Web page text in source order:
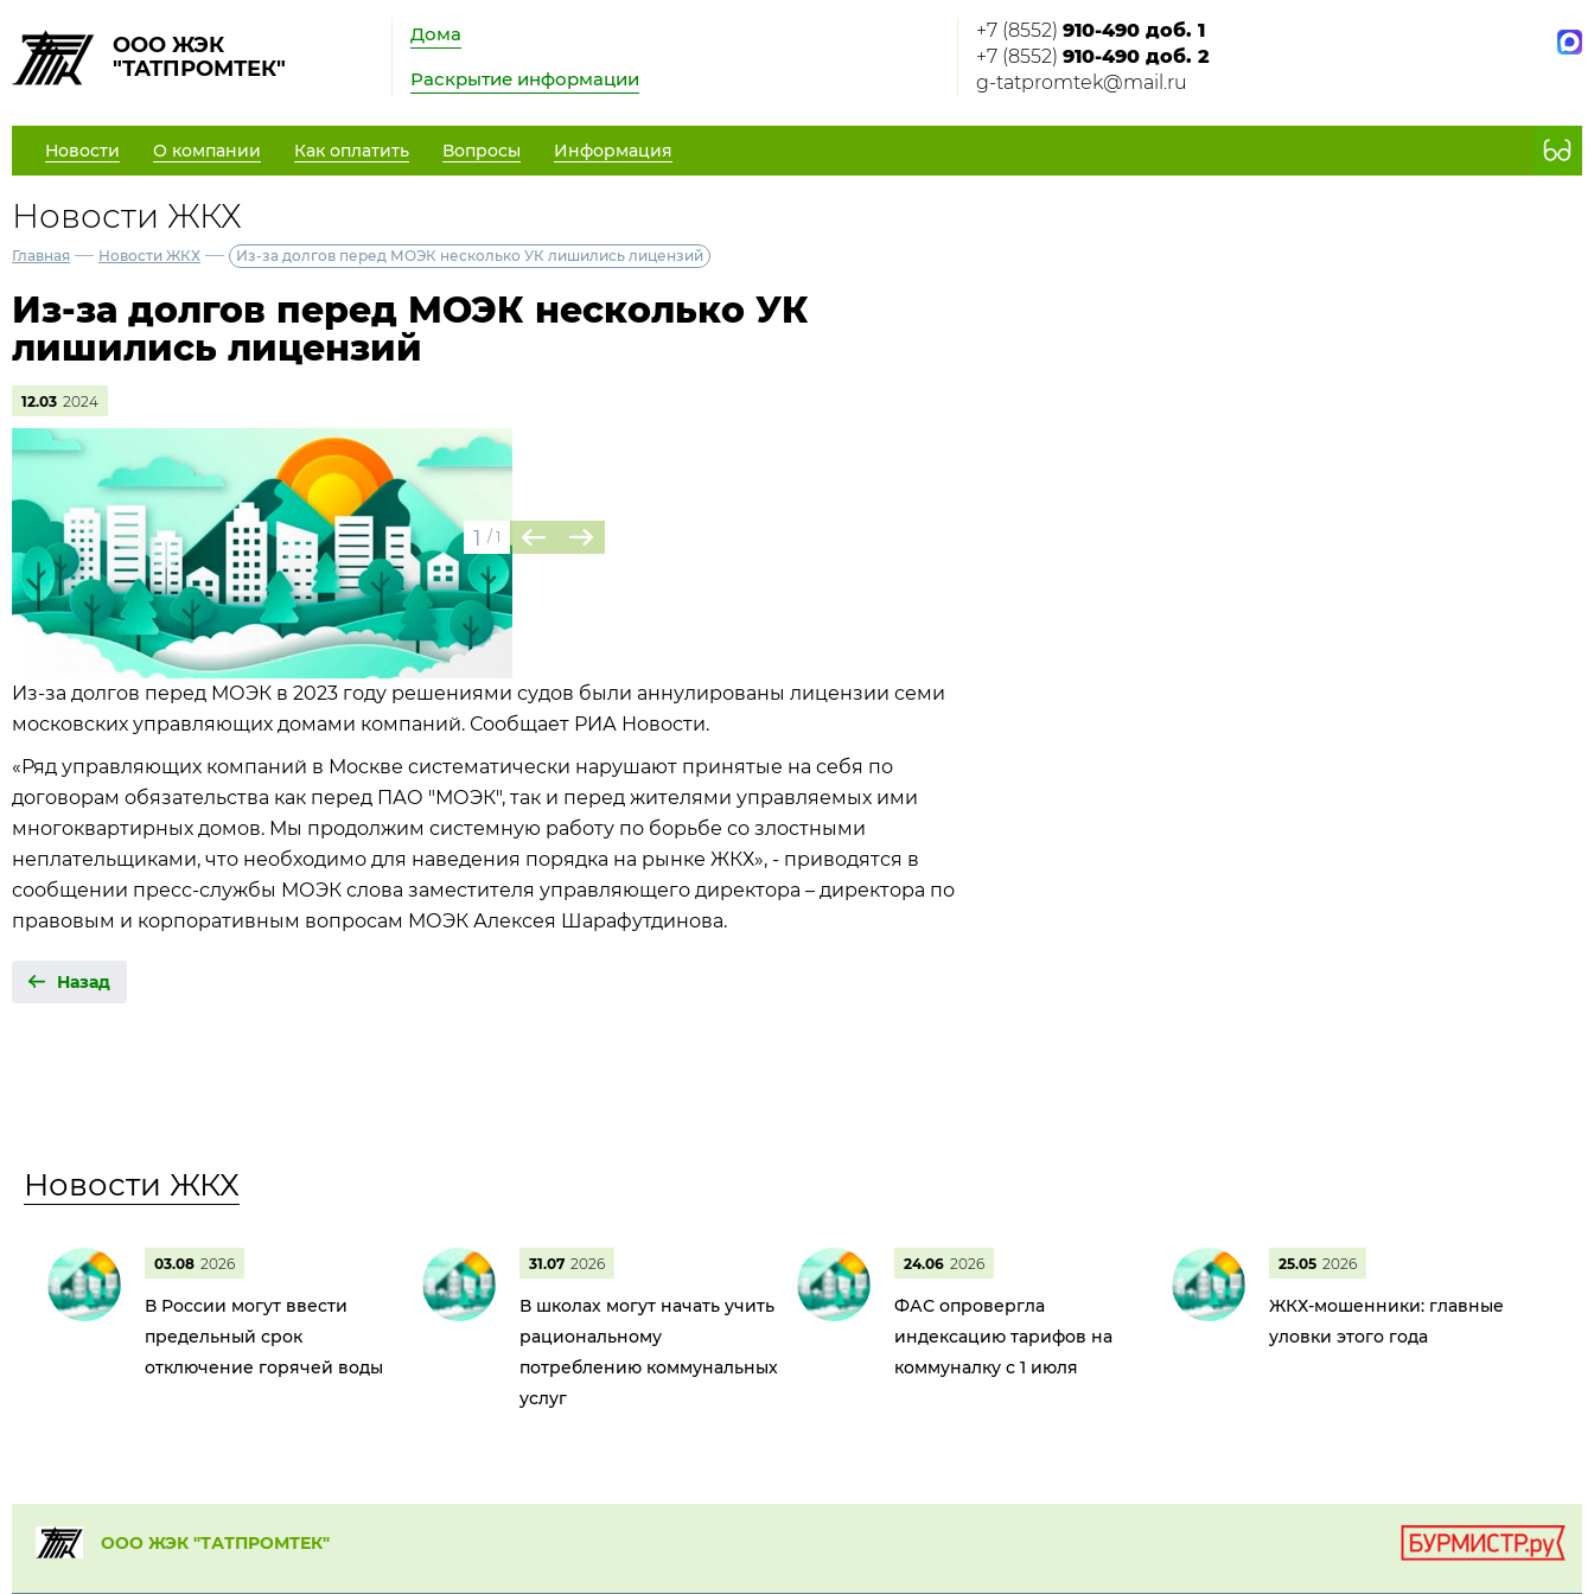
ООО ЖЭК
"ТАТПРОМТЕК"
Дома
Раскрытие информации
+7 (8552) 910-490 доб. 1
+7 (8552) 910-490 доб. 2
g-tatpromtek@mail.ru
Новости О компании Как оплатить Вопросы Информация
Новости ЖКХ
Главная — Новости ЖКХ — Из-за долгов перед МОЭК несколько УК лишились лицензий
Из-за долгов перед МОЭК несколько УК
лишились лицензий
12.03 2024
1 / 1
Из-за долгов перед МОЭК в 2023 году решениями судов были аннулированы лицензии семи
московских управляющих домами компаний. Сообщает РИА Новости.
«Ряд управляющих компаний в Москве систематически нарушают принятые на себя по
договорам обязательства как перед ПАО "МОЭК", так и перед жителями управляемых ими
многоквартирных домов. Мы продолжим системную работу по борьбе со злостными
неплательщиками, что необходимо для наведения порядка на рынке ЖКХ», - приводятся в
сообщении пресс-службы МОЭК слова заместителя управляющего директора – директора по
правовым и корпоративным вопросам МОЭК Алексея Шарафутдинова.
Назад
Новости ЖКХ
03.08 2026
В России могут ввести
предельный срок
отключение горячей воды
31.07 2026
В школах могут начать учить
рациональному
потреблению коммунальных
услуг
24.06 2026
ФАС опровергла
индексацию тарифов на
коммуналку с 1 июля
25.05 2026
ЖКХ-мошенники: главные
уловки этого года
ООО ЖЭК "ТАТПРОМТЕК"